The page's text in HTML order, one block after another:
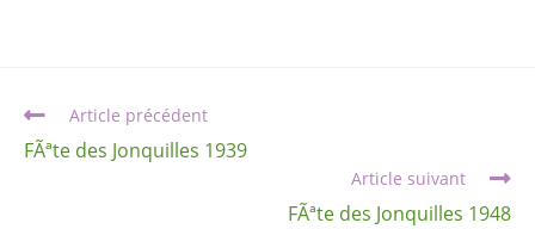
Article précédent
FÃªte des Jonquilles 1939
Article suivant
FÃªte des Jonquilles 1948